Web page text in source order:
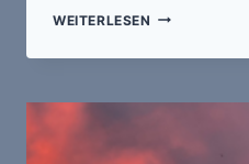
WEITERLESEN UNVERMISCHT
UNGETRENNT